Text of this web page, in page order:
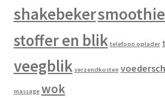
shakebeker
stoffer en blik telefoon oplader
veegblik verzendkosten
massage wok